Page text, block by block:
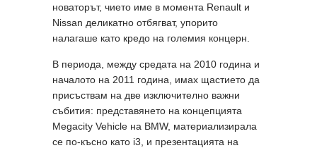
новаторът, чието име в момента Renault и
Nissan деликатно отбягват, упорито
налагаше като кредо на големия концерн.
В периода, между средата на 2010 година и
началото на 2011 година, имах щастието да
присъствам на две изключително важни
събития: представянето на концепцията
Megacity Vehicle на BMW, материализирала
се по-късно като i3, и презентацията на